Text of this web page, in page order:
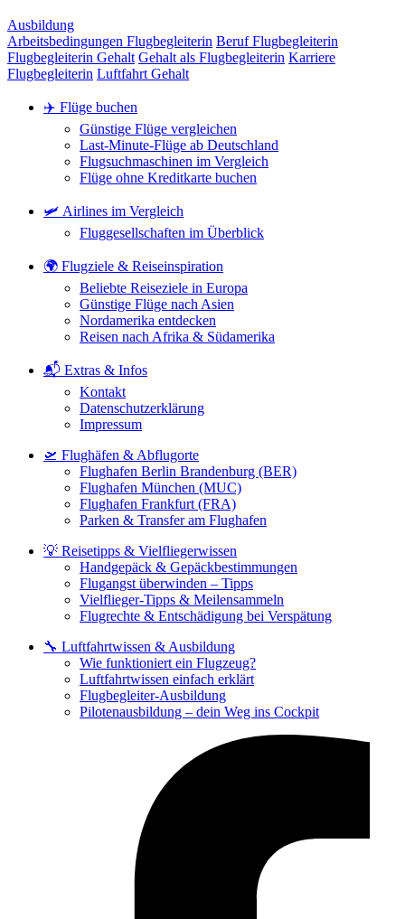
Ausbildung
Arbeitsbedingungen Flugbegleiterin Beruf Flugbegleiterin
Flugbegleiterin Gehalt Gehalt als Flugbegleiterin Karriere
Flugbegleiterin Luftfahrt Gehalt
✈️ Flüge buchen
Günstige Flüge vergleichen
Last-Minute-Flüge ab Deutschland
Flugsuchmaschinen im Vergleich
Flüge ohne Kreditkarte buchen
🛩️ Airlines im Vergleich
Fluggesellschaften im Überblick
🌍 Flugziele & Reiseinspiration
Beliebte Reiseziele in Europa
Günstige Flüge nach Asien
Nordamerika entdecken
Reisen nach Afrika & Südamerika
📬 Extras & Infos
Kontakt
Datenschutzerklärung
Impressum
🛫 Flughäfen & Abflugorte
Flughafen Berlin Brandenburg (BER)
Flughafen München (MUC)
Flughafen Frankfurt (FRA)
Parken & Transfer am Flughafen
💡 Reisetipps & Vielfliegerwissen
Handgepäck & Gepäckbestimmungen
Flugangst überwinden – Tipps
Vielflieger-Tipps & Meilensammeln
Flugrechte & Entschädigung bei Verspätung
🔧 Luftfahrtwissen & Ausbildung
Wie funktioniert ein Flugzeug?
Luftfahrtwissen einfach erklärt
Flugbegleiter-Ausbildung
Pilotenausbildung – dein Weg ins Cockpit